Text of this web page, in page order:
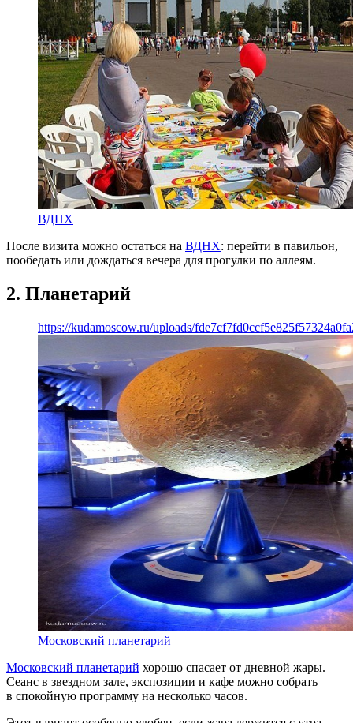
ВДНХ
После визита можно остаться на ВДНХ: перейти в павильон,
пообедать или дождаться вечера для прогулки по аллеям.
2. Планетарий
https://kudamoscow.ru/uploads/
Московский планетарий
Московский планетарий хорошо спасает от дневной жары.
Сеанс в звездном зале, экспозиции и кафе можно собрать
в спокойную программу на несколько часов.